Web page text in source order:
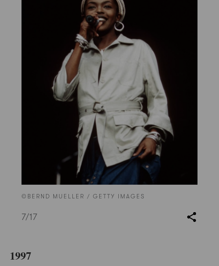
©BERND MUELLER / GETTY IMAGES
7/17
1997